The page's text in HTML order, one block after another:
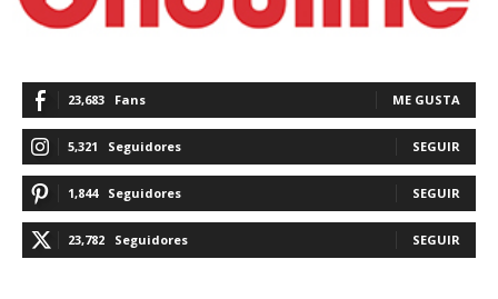
23,683 Fans ME GUSTA
5,321 Seguidores SEGUIR
1,844 Seguidores SEGUIR
23,782 Seguidores SEGUIR